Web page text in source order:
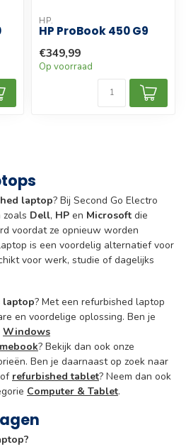
HP.
HP ProBook 450 G9
€349,99
Op voorraad
laptop? Bij Second Go Electro
zoals Dell, HP en Microsoft die
voordat ze opnieuw worden
is een voordelig alternatief voor
voor werk, studie of dagelijks
laptop? Met een refurbished laptop
en voordelige oplossing. Ben je
Windows
? Bekijk dan ook onze
Ben je daarnaast op zoek naar
of refurbished tablet? Neem dan ook
Computer & Tablet.